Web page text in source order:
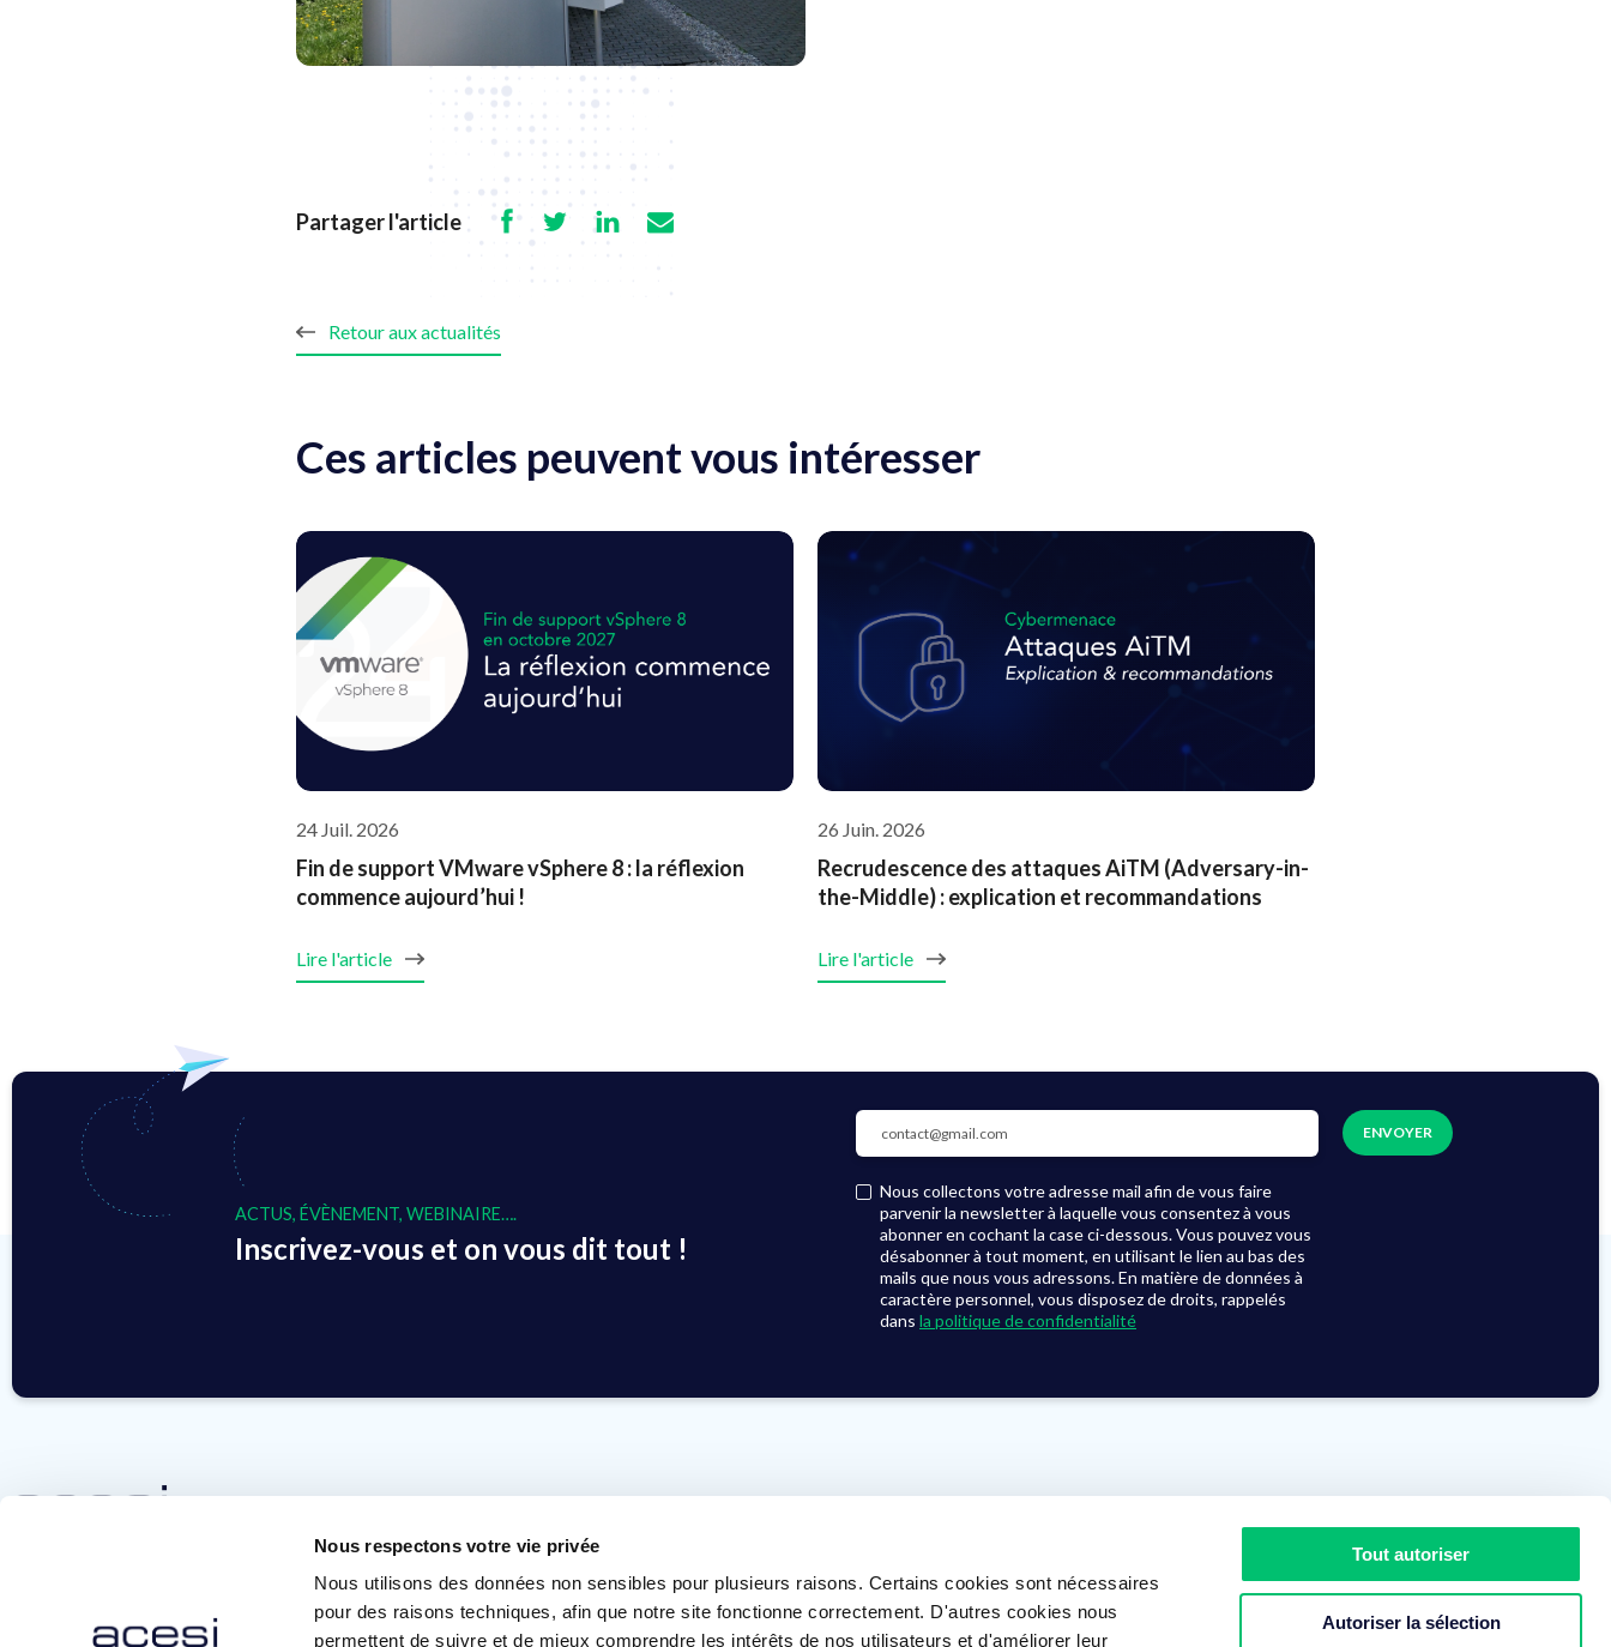
Nous respectons votre vie privée
Nous utilisons des données non sensibles pour plusieurs raisons. Certains cookies sont nécessaires
pour des raisons techniques, afin que notre site fonctionne correctement. D'autres cookies nous
permettent de suivre et de mieux comprendre les intérêts de nos utilisateurs et d'améliorer leur
Tout autoriser
Autoriser la sélection
Partager l'article
Retour aux actualités
Ces articles peuvent vous intéresser
24 Juil. 2026
Fin de support VMware vSphere 8 : la réflexion
commence aujourd’hui !
Lire l'article
26 Juin. 2026
Recrudescence des attaques AiTM (Adversary-in-
the-Middle) : explication et recommandations
Lire l'article
ACTUS, ÉVÈNEMENT, WEBINAIRE….
Inscrivez-vous et on vous dit tout !
Nous collectons votre adresse mail afin de vous faire
parvenir la newsletter à laquelle vous consentez à vous
abonner en cochant la case ci-dessous. Vous pouvez vous
désabonner à tout moment, en utilisant le lien au bas des
mails que nous vous adressons. En matière de données à
caractère personnel, vous disposez de droits, rappelés
dans la politique de confidentialité
Voir nos agences
Démarche RSE
Nos partenaires